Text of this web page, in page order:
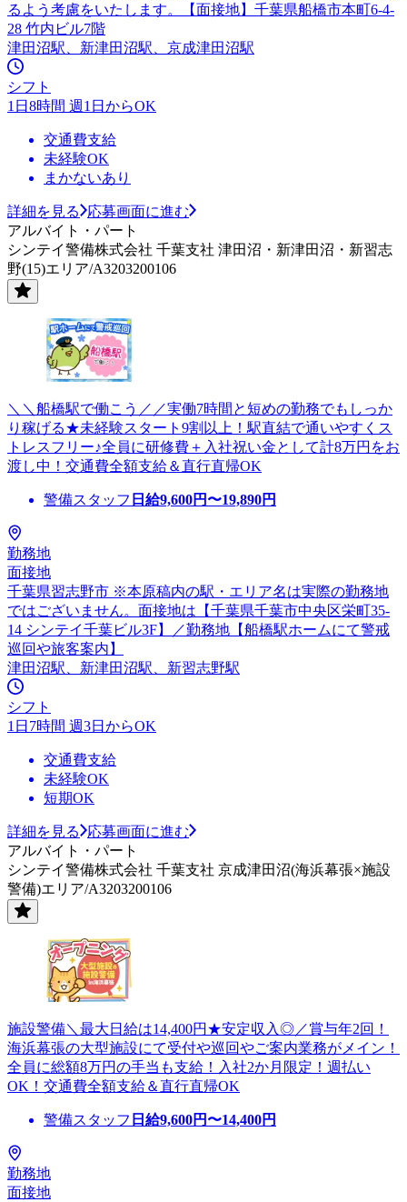
るよう考慮をいたします。【面接地】千葉県船橋市本町6-4-
28 竹内ビル7階
津田沼駅、新津田沼駅、京成津田沼駅
シフト
1日8時間 週1日からOK
交通費支給
未経験OK
まかないあり
詳細を見る
応募画面に進む
アルバイト・パート
シンテイ警備株式会社 千葉支社 津田沼・新津田沼・新習志
野(15)エリア/A3203200106
＼＼船橋駅で働こう／／実働7時間と短めの勤務でもしっか
り稼げる★未経験スタート9割以上！駅直結で通いやすくス
トレスフリー♪全員に研修費＋入社祝い金として計8万円をお
渡し中！交通費全額支給＆直行直帰OK
警備スタッフ 日給9,600円〜19,890円
勤務地
面接地
千葉県習志野市 ※本原稿内の駅・エリア名は実際の勤務地
ではございません。面接地は【千葉県千葉市中央区栄町35-
14 シンテイ千葉ビル3F】／勤務地【船橋駅ホームにて警戒
巡回や旅客案内】
津田沼駅、新津田沼駅、新習志野駅
シフト
1日7時間 週3日からOK
交通費支給
未経験OK
短期OK
詳細を見る
応募画面に進む
アルバイト・パート
シンテイ警備株式会社 千葉支社 京成津田沼(海浜幕張×施設
警備)エリア/A3203200106
施設警備＼最大日給は14,400円★安定収入◎／賞与年2回！
海浜幕張の大型施設にて受付や巡回やご案内業務がメイン！
全員に総額8万円の手当も支給！入社2か月限定！週払い
OK！交通費全額支給＆直行直帰OK
警備スタッフ 日給9,600円〜14,400円
勤務地
面接地